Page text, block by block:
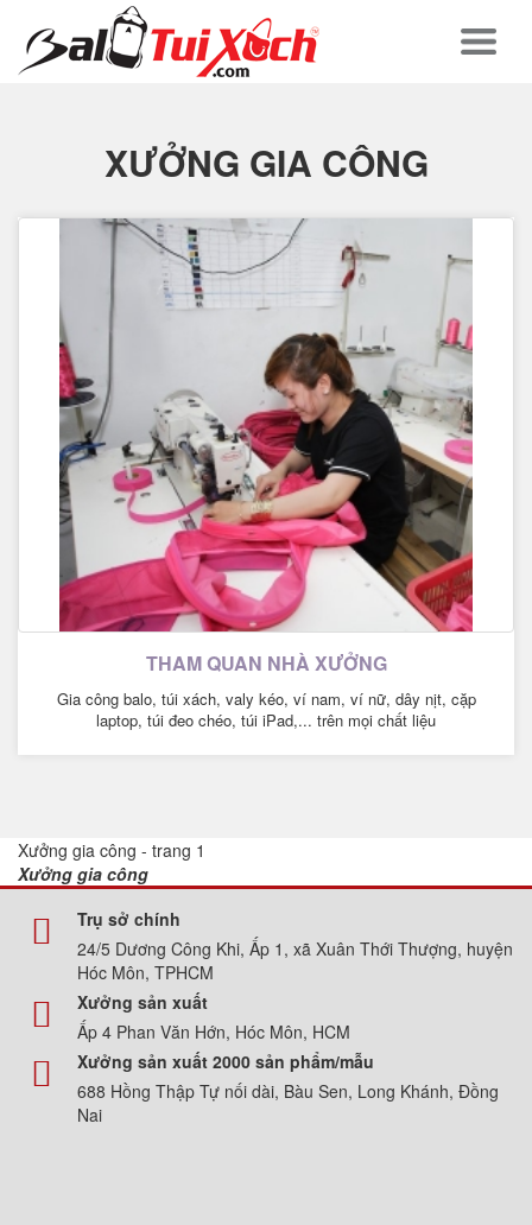
XƯỞNG GIA CÔNG
THAM QUAN NHÀ XƯỞNG
Gia công balo, túi xách, valy kéo, ví nam, ví nữ, dây nịt, cặp
laptop, túi đeo chéo, túi iPad,... trên mọi chất liệu
Xưởng gia công - trang 1
Xưởng gia công
Trụ sở chính
24/5 Dương Công Khi, Ấp 1, xã Xuân Thới Thượng, huyện
Hóc Môn, TPHCM
Xưởng sản xuất
Ấp 4 Phan Văn Hớn, Hóc Môn, HCM
Xưởng sản xuất 2000 sản phẩm/mẫu
688 Hồng Thập Tự nối dài, Bàu Sen, Long Khánh, Đồng
Nai